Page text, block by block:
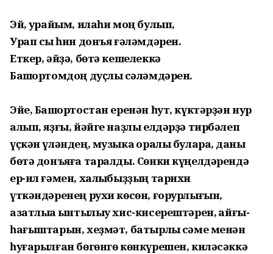
Эй, ҡурайым, илаһи моң булып,
Урап сыҡ һин донъя ғәләмдәрен.
Еткер, әйҙә, бөтә кешелеккә
Башҡортомдоң дуҫлыҡ сәләмдәрен.
Эйе, Башҡортостан еренән һут, күктәрҙән нур
алып, яҙғы, йәйге наҙлы елдәрҙә тирбәлеп
үҫкән үләндең, музыка ҡоралы булараҡ, даны
бөтә донъяға таралды. Сөнки күңелдәрендә
ер-ил ғәмен, халҡыбыҙҙың тарихи
үткәндәренең рухи көсөн, ғорурлығын,
азатлыҡҡа ынтылыу хис-кисерештәрен, ҡайғы-
һағыштарын, хеҙмәт, батырлыҡ сәме менән
һуғарылған бөгөнгө көнкүрешен, киләсәккә